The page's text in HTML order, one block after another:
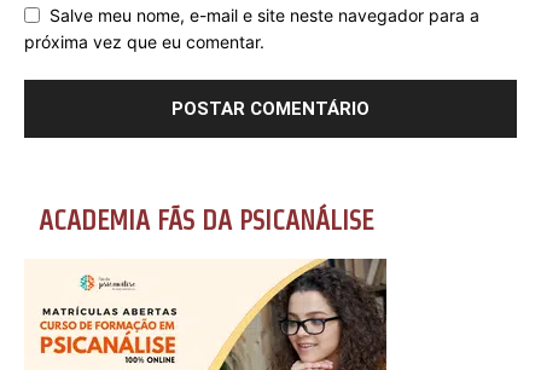
Salve meu nome, e-mail e site neste navegador para a
próxima vez que eu comentar.
ACADEMIA FÃS DA PSICANÁLISE